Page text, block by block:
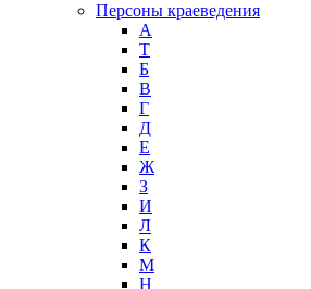
Персоны краеведения
А
T
Б
В
Г
Д
Е
Ж
З
И
Л
К
М
Н